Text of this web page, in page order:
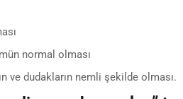
normal olması
ve dudakların nemli şekilde olması.